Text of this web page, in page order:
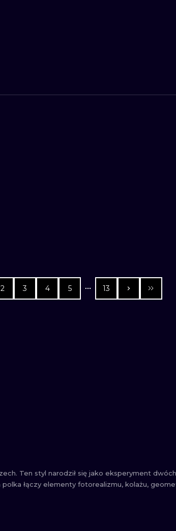
2 3 4 5 13
Ten styl narodził się jako eksperyment
łączy elementy fotorealizmu, kolażu,